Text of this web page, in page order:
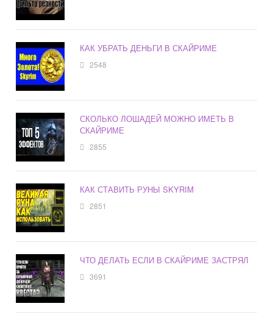
КАК УБРАТЬ ДЕНЬГИ В СКАЙРИМЕ
2548
СКОЛЬКО ЛОШАДЕЙ МОЖНО ИМЕТЬ В
СКАЙРИМЕ
2855
КАК СТАВИТЬ РУНЫ SKYRIM
2851
ЧТО ДЕЛАТЬ ЕСЛИ В СКАЙРИМЕ ЗАСТРЯЛ
3691